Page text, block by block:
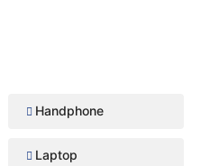
Handphone
Laptop